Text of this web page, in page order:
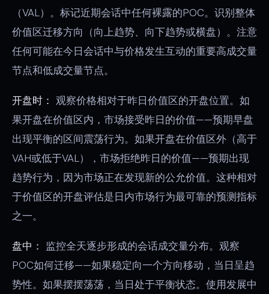
（VAL）。标记近期会话中任何裸露的POC。识别整体
价值区迁移方向（向上趋势、向下趋势或横盘）。注意
任何可能在今日会话中与价格发生互动的重要高成交量
节点和低成交量节点。
开盘时： 观察价格相对于昨日价值区的开盘位置。如
果开盘在价值区内，市场接受昨日的价值——预期早盘
出现平衡的区间震荡行为。如果开盘在价值区外（高于
VAH或低于VAL），市场拒绝昨日的价值——预期出现
趋势行为，因为市场正在发现新的公允价值。这种相对
于价值区的开盘评估是日内市场行为最可靠的预测指标
之一。
盘中：
监控全天逐步形成的会话成交量分布。观察
POC如何迁移——如果稳定向一个方向移动，当日呈趋
势性。如果摆摆荡荡，当日处于平衡状态。使用发展中